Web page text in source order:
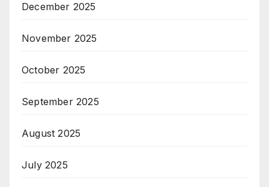
December 2025
November 2025
October 2025
September 2025
August 2025
July 2025